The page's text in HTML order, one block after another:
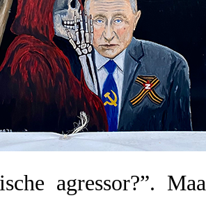
agressor?”.